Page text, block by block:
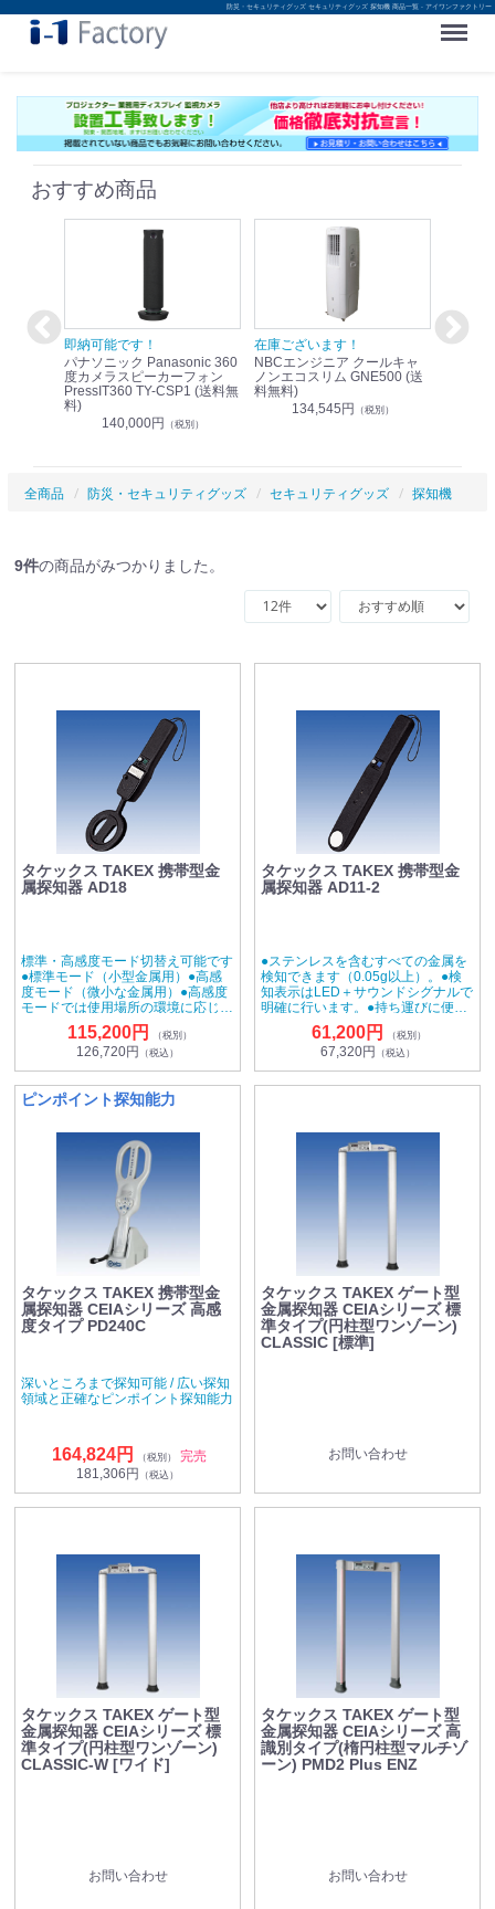
防災・セキュリティグッズ セキュリティグッズ 探知機 商品一覧 - アイワンファクトリー
Menu
おすすめ商品
即納可能です！
パナソニック Panasonic 360
度カメラスピーカーフォン
PressIT360 TY-CSP1 (送料無
料)
140,000円 （税別）
在庫ございます！
NBCエンジニア クールキャ
ノンエコスリム GNE500 (送
料無料)
134,545円 （税別）
即納可
全商品 防災・セキュリティグッズ セキュリティグッズ 探知機
9件の商品がみつかりました。
タケックス TAKEX 携帯型金
属探知器 AD18
標準・高感度モード切替え可能です
●標準モード（小型金属用）●高感
度モード（微小な金属用）●高感度
モードでは使用場所の環境に応じた
最高感度に設定できます。●LED点
灯とサウンドシグナルで検知表示し
ます。●全金属を高感度に検知しま
す。
115,200円 （税別）
126,720円 （税込）
タケックス TAKEX 携帯型金
属探知器 AD11-2
●ステンレスを含むすべての金属を
検知できます（0.05g以上）。●検
知表示はLED＋サウンドシグナルで
明確に行います。●持ち運びに便利
なハンディタイプ。●手首にかける
61,200円 （税別）
67,320円 （税込）
ピンポイント探知能力
タケックス TAKEX 携帯型金
属探知器 CEIAシリーズ 高感
度タイプ PD240C
深いところまで探知可能 / 広い探知
領域と正確なピンポイント探知能力
164,824円 （税別）
完売
181,306円 （税込）
タケックス TAKEX ゲート型
金属探知器 CEIAシリーズ 標
準タイプ(円柱型ワンゾーン)
CLASSIC [標準]
お問い合わせ
タケックス TAKEX ゲート型
金属探知器 CEIAシリーズ 標
準タイプ(円柱型ワンゾーン)
CLASSIC-W [ワイド]
お問い合わせ
タケックス TAKEX ゲート型
金属探知器 CEIAシリーズ 高
識別タイプ(楕円柱型マルチゾ
ーン) PMD2 Plus ENZ
お問い合わせ